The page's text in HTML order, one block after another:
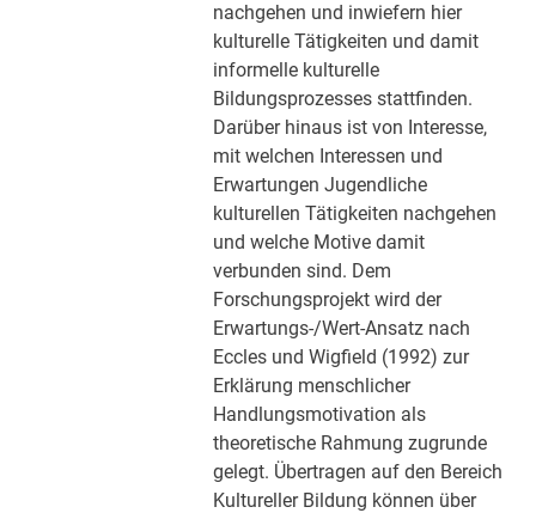
nachgehen und inwiefern hier
kulturelle Tätigkeiten und damit
informelle kulturelle
Bildungsprozesses stattfinden.
Darüber hinaus ist von Interesse,
mit welchen Interessen und
Erwartungen Jugendliche
kulturellen Tätigkeiten nachgehen
und welche Motive damit
verbunden sind. Dem
Forschungsprojekt wird der
Erwartungs-/Wert-Ansatz nach
Eccles und Wigfield (1992) zur
Erklärung menschlicher
Handlungsmotivation als
theoretische Rahmung zugrunde
gelegt. Übertragen auf den Bereich
Kultureller Bildung können über